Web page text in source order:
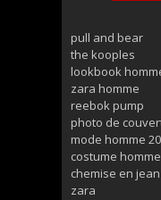
pull and bear
the kooples
lookbook
zara homme
reebok pump
photo de
mode homme
costume homme
chemise en
zara